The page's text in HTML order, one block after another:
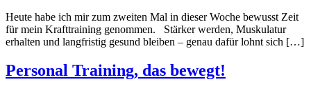
Heute habe ich mir zum zweiten Mal in dieser Woche bewusst Zeit
für mein Krafttraining genommen. Stärker werden, Muskulatur
erhalten und langfristig gesund bleiben – genau dafür lohnt sich […]
Personal Training, das bewegt!